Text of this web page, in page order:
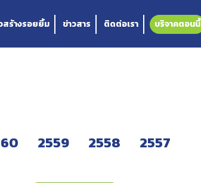
สร้างรอยยิ้ม ข่าวสาร ติดต่อเรา บริจาคตอนนี้
2559 2558 2557